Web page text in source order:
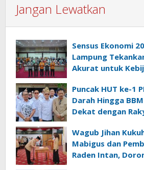
Jangan Lewatkan
Sensus Ekonomi
Lampung
Akurat untuk
Puncak HUT ke-1
Darah Hingga
Dekat dengan
Wagub Jihan
Mabigus dan
Raden Intan,